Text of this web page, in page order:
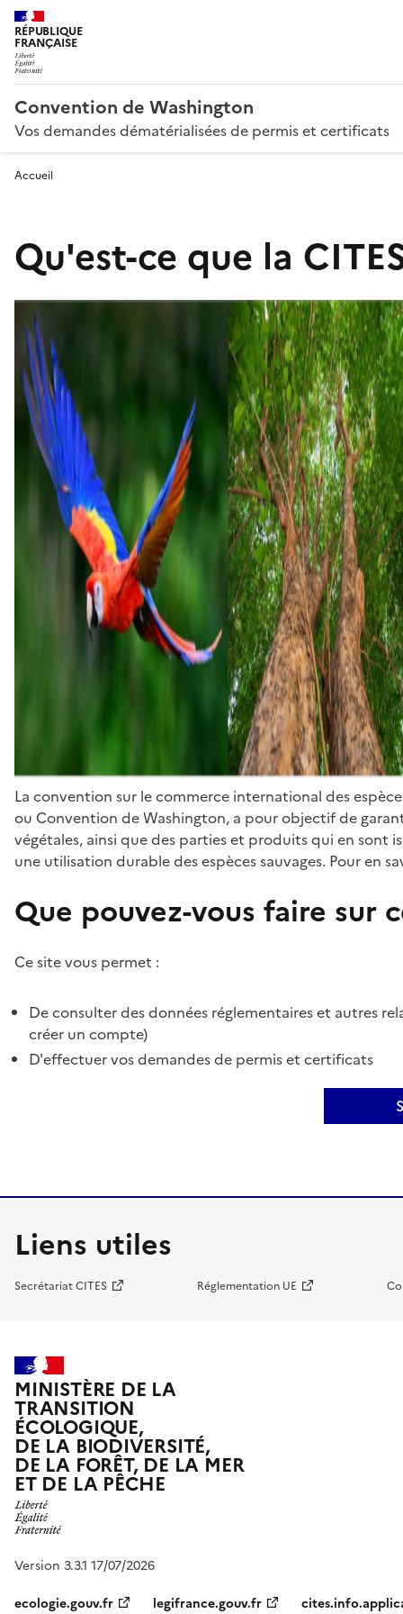
RÉPUBLIQUE
FRANÇAISE
Convention de Washington
Vos demandes dématérialisées de permis et certificats
Accueil
Qu'est-ce que la
La convention sur le commerce international des
ou Convention de Washington, a pour objectif de
végétales, ainsi que des parties et produits qui en sont
une utilisation durable des espèces sauvages. Pour en
Que pouvez-vous faire sur
Ce site vous permet :
De consulter des données réglementaires et autres
créer un compte)
D'effectuer vos demandes de permis et certificats
Liens utiles
Secrétariat CITES Réglementation UE
MINISTÈRE DE LA
TRANSITION
ÉCOLOGIQUE,
DE LA BIODIVERSITÉ,
DE LA FORÊT, DE LA MER
ET DE LA PÊCHE
Version 3.3.1 17/07/2026
ecologie.gouv.fr
legifrance.gouv.fr